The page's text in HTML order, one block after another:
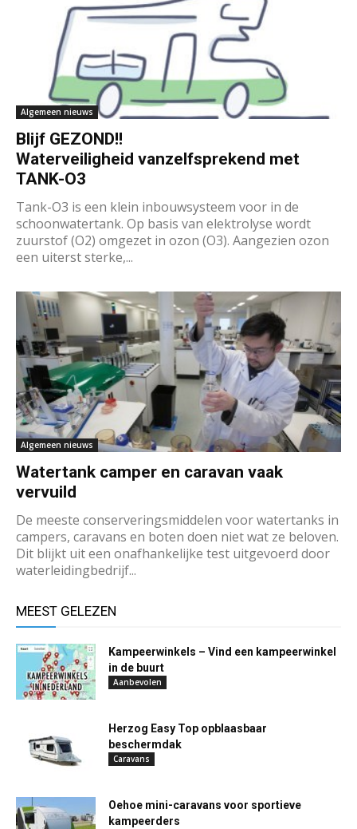
Algemeen nieuws
Blijf GEZOND!!
Waterveiligheid vanzelfsprekend met
TANK-O3
Tank-O3 is een klein inbouwsysteem voor in de
schoonwatertank. Op basis van elektrolyse wordt
zuurstof (O2) omgezet in ozon (O3). Aangezien ozon
een uiterst sterke,...
Algemeen nieuws
Watertank camper en caravan vaak
vervuild
De meeste conserveringsmiddelen voor watertanks in
campers, caravans en boten doen niet wat ze beloven.
Dit blijkt uit een onafhankelijke test uitgevoerd door
waterleidingbedrijf...
MEEST GELEZEN
Kampeerwinkels – Vind een kampeerwinkel
in de buurt
Aanbevolen
Herzog Easy Top opblaasbaar
beschermdak
Caravans
Oehoe mini-caravans voor sportieve
kampeerders